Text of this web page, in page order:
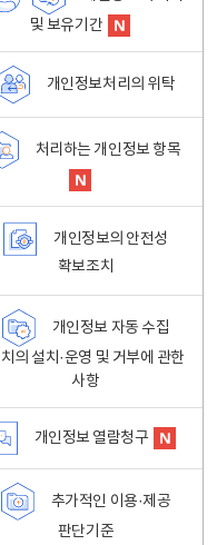
및 보유기간
개인정보처리의 위탁
처리하는 개인정보 항목
개인정보의 안전성
확보조치
개인정보 자동 수집
의 설치·운영 및 거부에 관한
사항
개인정보 열람청구
추가적인 이용·제공
판단기준